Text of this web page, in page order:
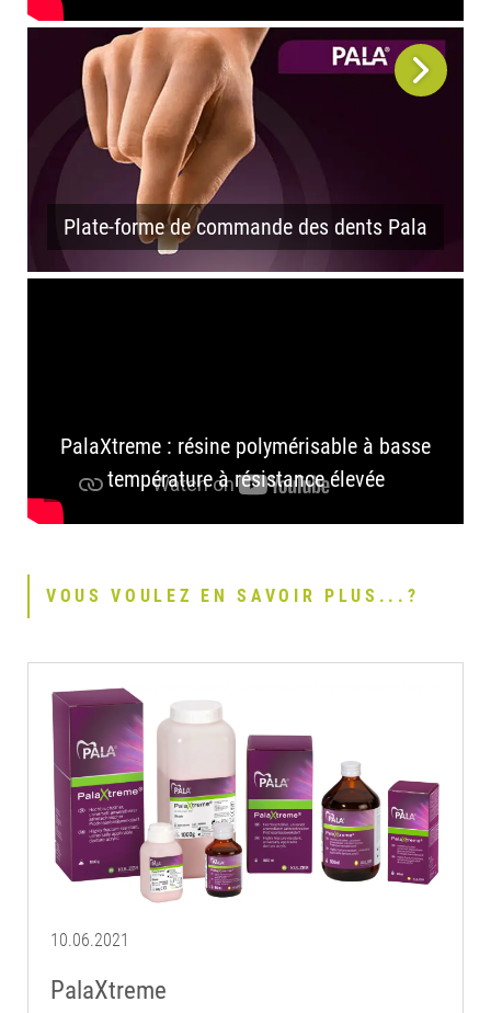
Plate-forme de commande des dents Pala
PalaXtreme : résine polymérisable à basse
température à résistance élevée
VOUS VOULEZ EN SAVOIR PLUS...?
10.06.2021
PalaXtreme